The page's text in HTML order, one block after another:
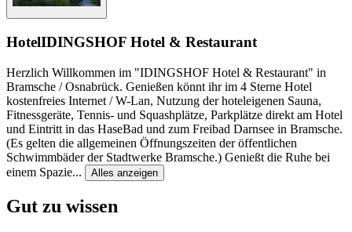
HotelIDINGSHOF Hotel & Restaurant
Herzlich Willkommen im "IDINGSHOF Hotel & Restaurant" in
Bramsche / Osnabrück. Genießen könnt ihr im 4 Sterne Hotel
kostenfreies Internet / W-Lan, Nutzung der hoteleigenen Sauna,
Fitnessgeräte, Tennis- und Squashplätze, Parkplätze direkt am Hotel
und Eintritt in das HaseBad und zum Freibad Darnsee in Bramsche.
(Es gelten die allgemeinen Öffnungszeiten der öffentlichen
Schwimmbäder der Stadtwerke Bramsche.) Genießt die Ruhe bei
einem Spazie... Alles anzeigen
Gut zu wissen